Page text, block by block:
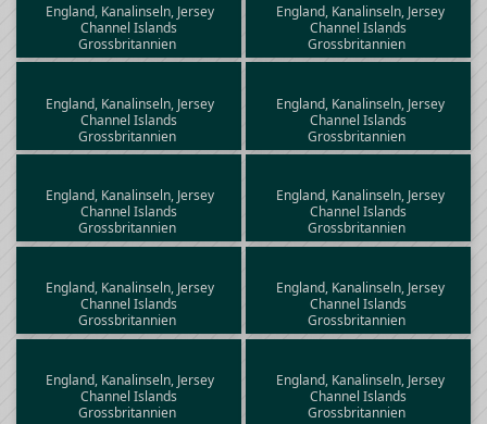
England, Kanalinseln, Jersey
Channel Islands
Grossbritannien
England, Kanalinseln, Jersey
Channel Islands
Grossbritannien
England, Kanalinseln, Jersey
Channel Islands
Grossbritannien
England, Kanalinseln, Jersey
Channel Islands
Grossbritannien
England, Kanalinseln, Jersey
Channel Islands
Grossbritannien
England, Kanalinseln, Jersey
Channel Islands
Grossbritannien
England, Kanalinseln, Jersey
Channel Islands
Grossbritannien
England, Kanalinseln, Jersey
Channel Islands
Grossbritannien
England, Kanalinseln, Jersey
Channel Islands
Grossbritannien
England, Kanalinseln, Jersey
Channel Islands
Grossbritannien